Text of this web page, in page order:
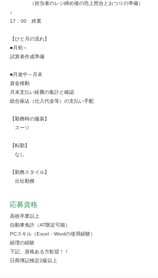
（担当者のレジ締め後の売上照合とおつりの準備）
↓
17：00 終業
【ひと月の流れ】
■月初～
試算表作成準備
■月途中～月末
資金移動
月末支払い経費の集計と確認
総合振込（仕入代金等）の支払い手配
【勤務時の服装】
スーツ
【転勤】
なし
【勤務スタイル】
出社勤務
応募資格
高校卒業以上
自動車免許（AT限定可能）
PCスキル（Excel・Wordの使用経験）
経理の経験
下記、資格ある方歓迎！！
日商簿記検定2級以上